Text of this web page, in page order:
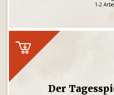
1-2
Der